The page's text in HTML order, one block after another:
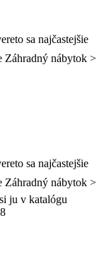
sa najčastejšie
Záhradný nábytok >
sa najčastejšie
Záhradný nábytok >
ju v katalógu